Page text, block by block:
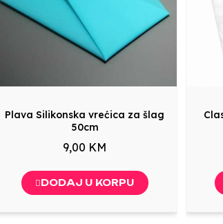
Plava Silikonska vrećica za šlag
50cm
9,00 KM
DODAJ U KORPU